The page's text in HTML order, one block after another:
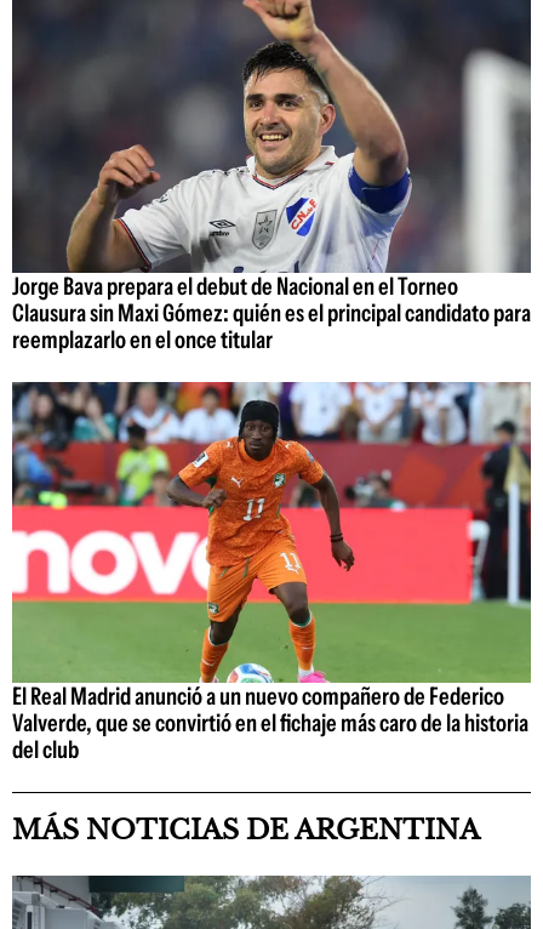
Jorge Bava prepara el debut de Nacional en el Torneo
Clausura sin Maxi Gómez: quién es el principal candidato para
reemplazarlo en el once titular
El Real Madrid anunció a un nuevo compañero de Federico
Valverde, que se convirtió en el fichaje más caro de la historia
del club
MÁS NOTICIAS DE ARGENTINA